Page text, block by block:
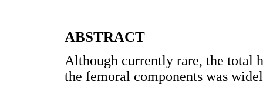
ABSTRACT
Although currently rare, the total
the femoral components was